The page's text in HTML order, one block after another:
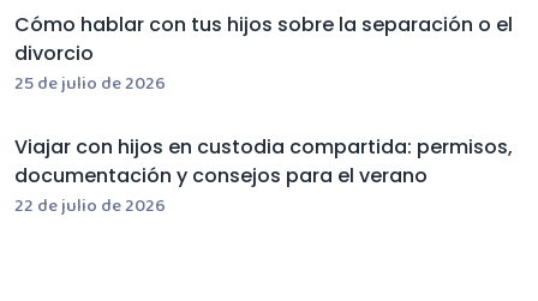
Cómo hablar con tus hijos sobre la separación o el
divorcio
25 de julio de 2026
Viajar con hijos en custodia compartida: permisos,
documentación y consejos para el verano
22 de julio de 2026